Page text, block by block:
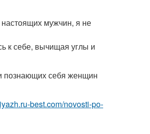
мужчин, я не
к себе, вычищая углы и
познающих себя женщин
best.com/novosti-po-